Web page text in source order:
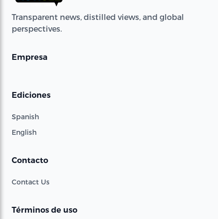
Transparent news, distilled views, and global
perspectives.
Empresa
Ediciones
Spanish
English
Contacto
Contact Us
Términos de uso